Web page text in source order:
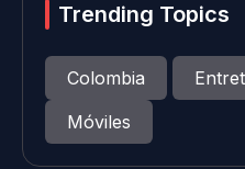
Trending Topics
Colombia
Móviles